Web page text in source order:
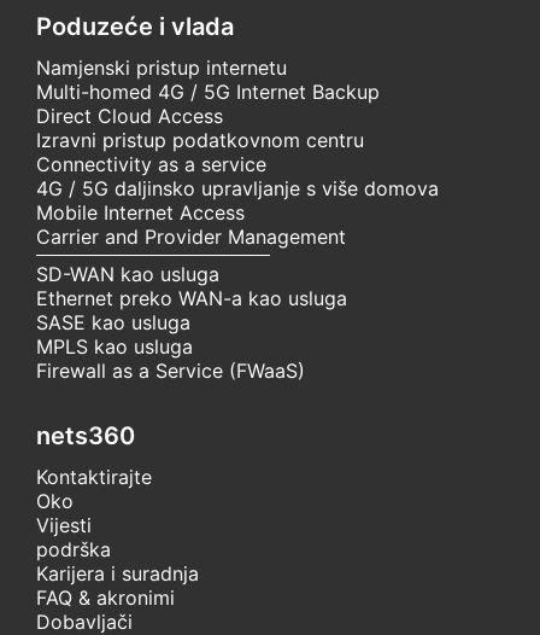
Poduzeće i vlada
Namjenski pristup internetu
Multi-homed 4G / 5G Internet Backup
Direct Cloud Access
Izravni pristup podatkovnom centru
Connectivity as a service
4G / 5G daljinsko upravljanje s više domova
Mobile Internet Access
Carrier and Provider Management
SD-WAN kao usluga
Ethernet preko WAN-a kao usluga
SASE kao usluga
MPLS kao usluga
Firewall as a Service (FWaaS)
nets360
Kontaktirajte
Oko
Vijesti
podrška
Karijera i suradnja
FAQ & akronimi
Dobavljači